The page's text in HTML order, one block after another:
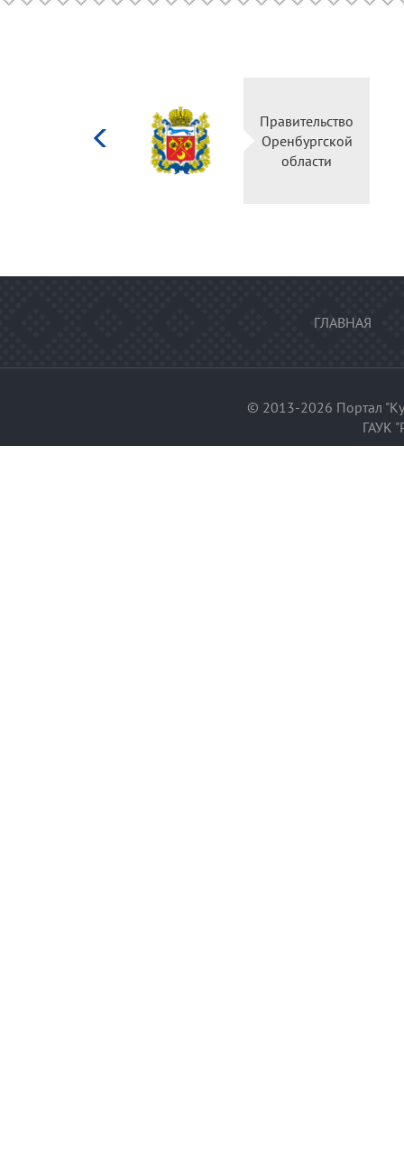
Министерство
культуры
Российской
федерации
ГЛАВНАЯ
© 2013-2026 Портал
ГАУК